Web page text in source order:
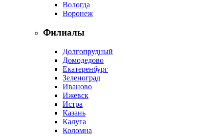
Вологда
Воронеж
Филиалы
Долгопрудный
Домодедово
Екатеренбург
Зеленоград
Иваново
Ижевск
Истра
Казань
Калуга
Коломна